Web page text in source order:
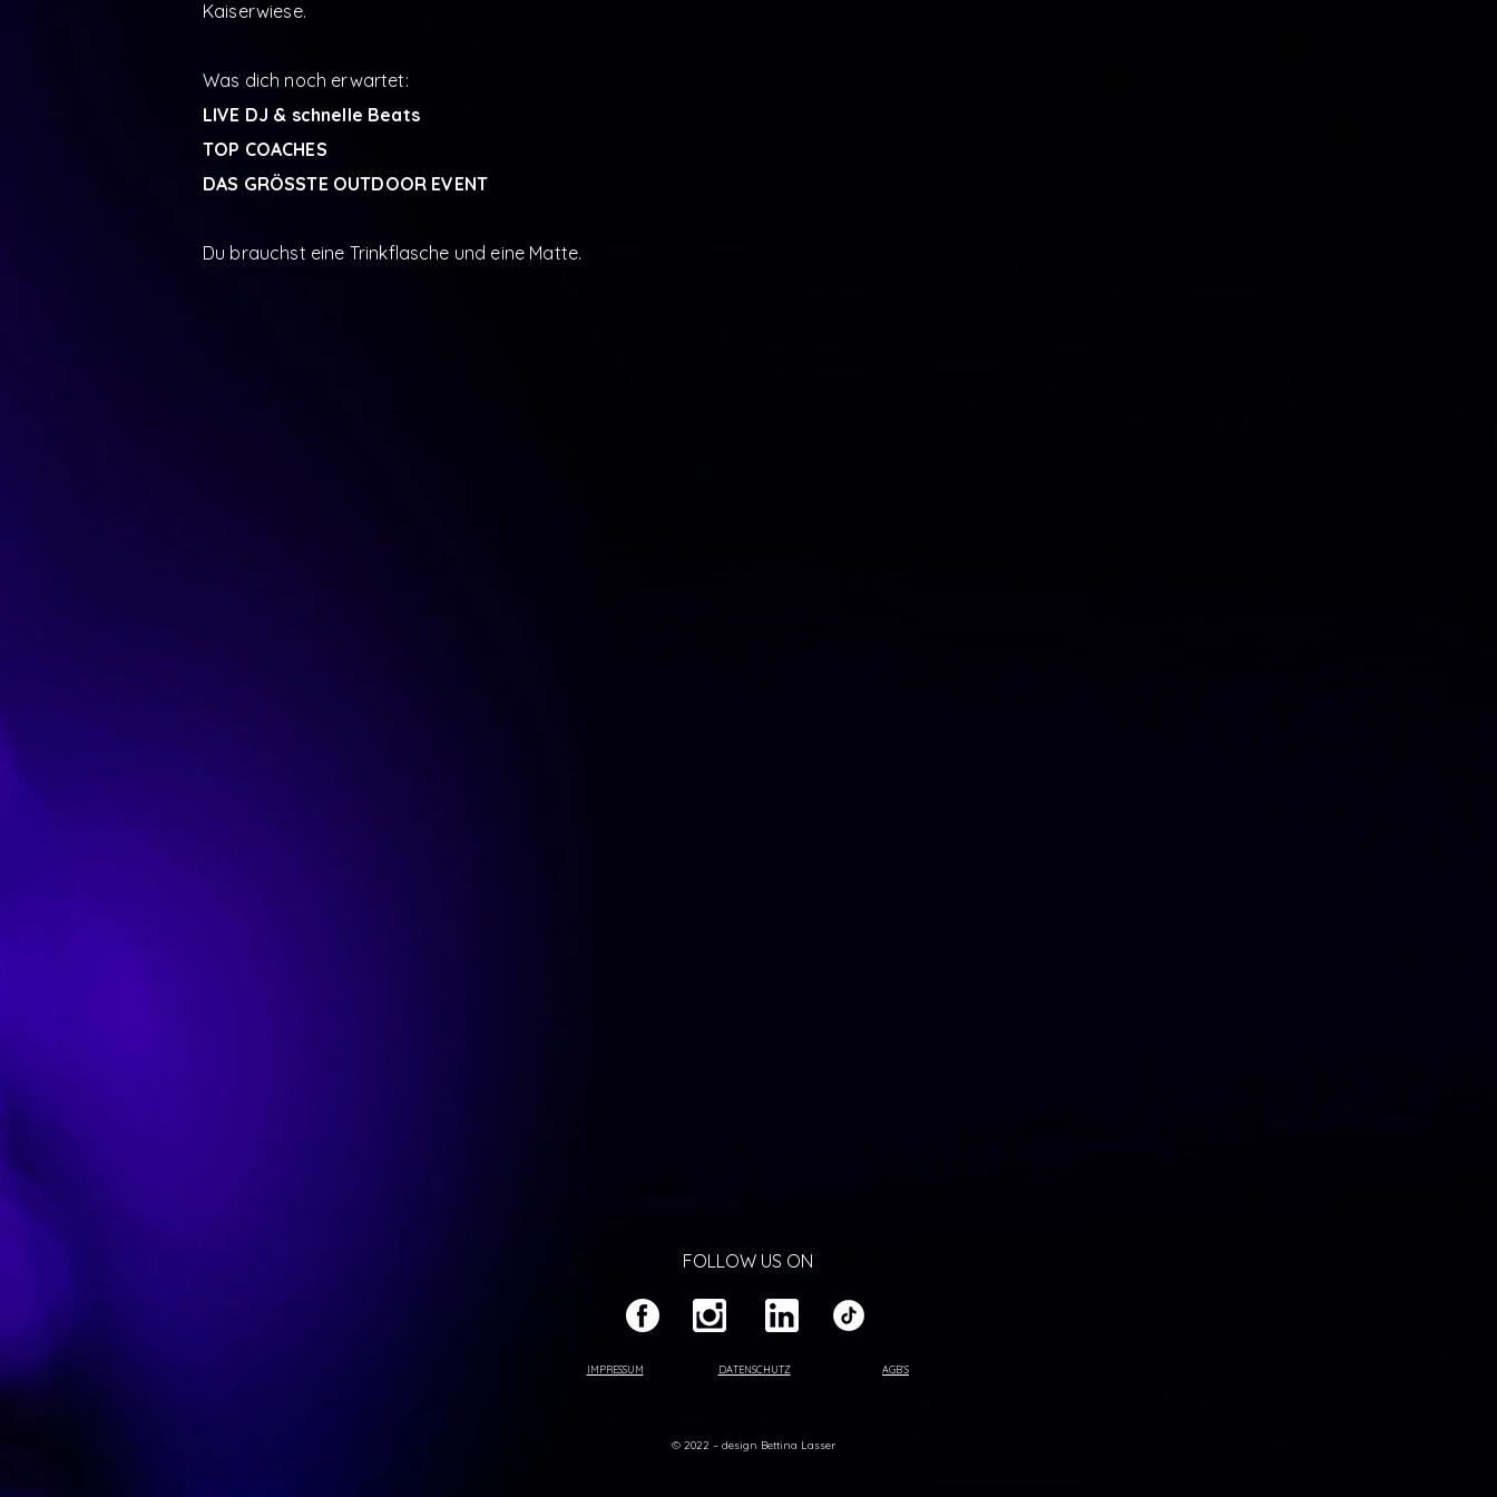
Kaiserwiese.
Was dich noch erwartet:
LIVE DJ & schnelle Beats
TOP COACHES
DAS GRÖSSTE OUTDOOR EVENT
Du brauchst eine Trinkflasche und eine Matte.
FOLLOW US ON
IMPRESSUM DATENSCHUTZ AGB’S
© 2022 – design Bettina Lasser